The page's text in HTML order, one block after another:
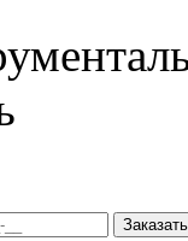
Заказать